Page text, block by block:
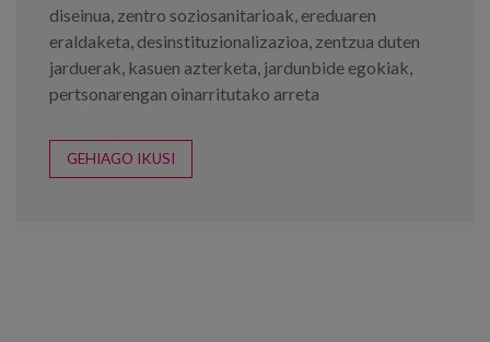
diseinua zentro soziosanitarioak ereduaren
eraldaketa desinstituzionalizazioa zentzua duten
jarduerak kasuen azterketa jardunbide egokiak
pertsonarengan oinarritutako arreta
GEHIAGO IKUSI